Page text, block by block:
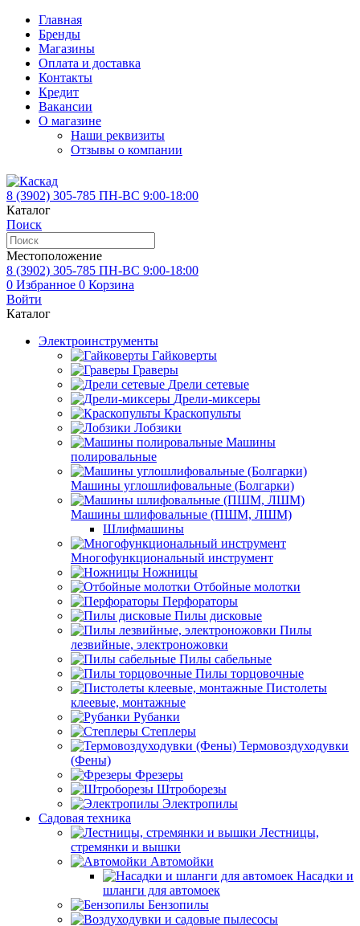
Главная
Бренды
Магазины
Оплата и доставка
Контакты
Кредит
Вакансии
О магазине
Наши реквизиты
Отзывы о компании
8 (3902) 305-785 ПН-ВС 9:00-18:00
Каталог
Поиск
Местоположение
8 (3902) 305-785 ПН-ВС 9:00-18:00
0 Избранное 0 Корзина
Войти
Каталог
Электроинструменты
Гайковерты
Граверы
Дрели сетевые
Дрели-миксеры
Краскопульты
Лобзики
Машины
полировальные
Машины углошлифовальные (Болгарки)
Машины шлифовальные (ПШМ, ЛШМ)
Шлифмашины
Многофункциональный инструмент
Ножницы
Отбойные молотки
Перфораторы
Пилы дисковые
Пилы
лезвийные, электроножовки
Пилы сабельные
Пилы торцовочные
Пистолеты
клеевые, монтажные
Рубанки
Степлеры
Термовоздуходувки
(Фены)
Фрезеры
Штроборезы
Электропилы
Садовая техника
Лестницы,
стремянки и вышки
Автомойки
Насадки и
шланги для автомоек
Бензопилы